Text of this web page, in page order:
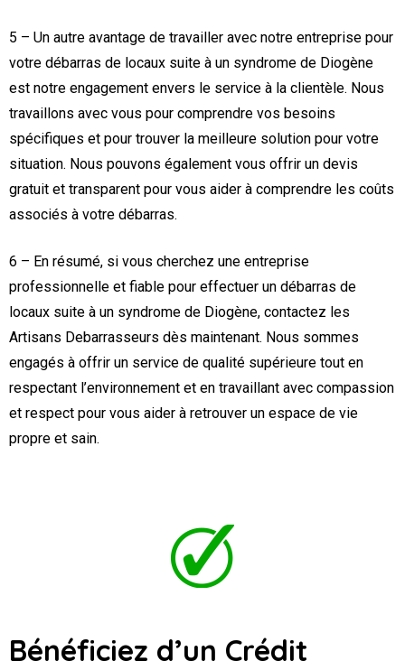
5 – Un autre avantage de travailler avec notre entreprise pour
votre débarras de locaux suite à un syndrome de Diogène
est notre engagement envers le service à la clientèle. Nous
travaillons avec vous pour comprendre vos besoins
spécifiques et pour trouver la meilleure solution pour votre
situation. Nous pouvons également vous offrir un devis
gratuit et transparent pour vous aider à comprendre les coûts
associés à votre débarras.
6 – En résumé, si vous cherchez une entreprise
professionnelle et fiable pour effectuer un débarras de
locaux suite à un syndrome de Diogène, contactez les
Artisans Debarrasseurs dès maintenant. Nous sommes
engagés à offrir un service de qualité supérieure tout en
respectant l’environnement et en travaillant avec compassion
et respect pour vous aider à retrouver un espace de vie
propre et sain.
Bénéficiez d’un Crédit